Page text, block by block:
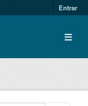
Entrar